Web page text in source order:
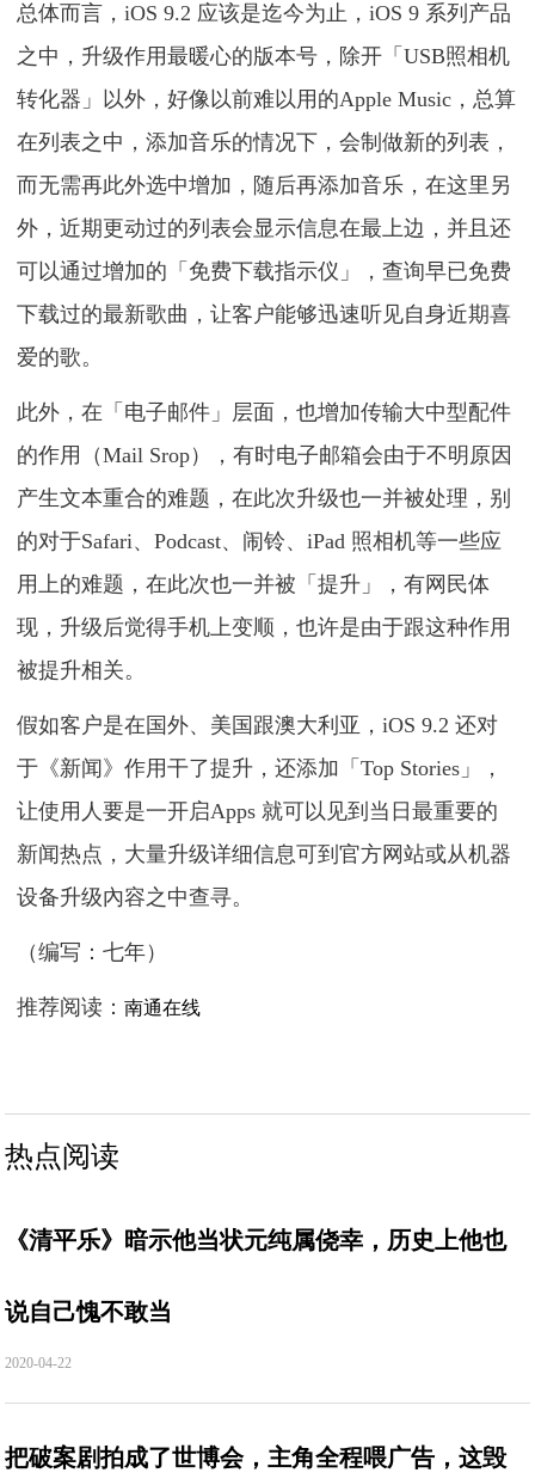
总体而言，iOS 9.2 应该是迄今为止，iOS 9 系列产品
之中，升级作用最暖心的版本号，除开「USB照相机
转化器」以外，好像以前难以用的Apple Music，总算
在列表之中，添加音乐的情况下，会制做新的列表，
而无需再此外选中增加，随后再添加音乐，在这里另
外，近期更动过的列表会显示信息在最上边，并且还
可以通过增加的「免费下载指示仪」，查询早已免费
下载过的最新歌曲，让客户能够迅速听见自身近期喜
爱的歌。
此外，在「电子邮件」层面，也增加传输大中型配件
的作用（Mail Srop），有时电子邮箱会由于不明原因
产生文本重合的难题，在此次升级也一并被处理，别
的对于Safari、Podcast、闹铃、iPad 照相机等一些应
用上的难题，在此次也一并被「提升」，有网民体
现，升级后觉得手机上变顺，也许是由于跟这种作用
被提升相关。
假如客户是在国外、美国跟澳大利亚，iOS 9.2 还对
于《新闻》作用干了提升，还添加「Top Stories」，
让使用人要是一开启Apps 就可以见到当日最重要的
新闻热点，大量升级详细信息可到官方网站或从机器
设备升级內容之中查寻。
（编写：七年）
推荐阅读：南通在线
热点阅读
《清平乐》暗示他当状元纯属侥幸，历史上他也
说自己愧不敢当
2020-04-22
把破案剧拍成了世博会，主角全程喂广告，这毁